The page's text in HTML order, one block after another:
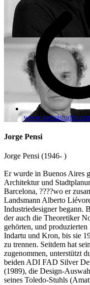
Jorge Pensi
Jorge Pensi (1946- )
Er wurde in Buenos Aires
Architektur und
Barcelona, ????wo er
Landsmann Alberto
Industriedesigner begann.
der auch die Theoretiker
gehörten, und
Indartu und Kron, bis sie
zu trennen. Seitdem hat
zugenommen, unterstützt
beiden ADI FAD Silver
(1989), die Design-
seines Toledo-Stuhls